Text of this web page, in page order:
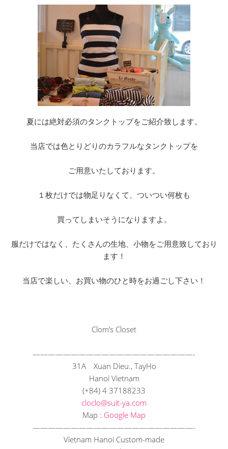
夏には絶対必須のタンクトップをご紹介致します。
当店では色とりどりのカラフルなタンクトップを
ご用意いたしております。
１枚だけでは物足りなくて、ついつい何枚も
買ってしまいそうになりますよ。
服だけではなく、たくさんの生地、小物をご用意致しており
ます！
当店で楽しい、お買い物のひと時をお過ごし下さい！
Clom’s Closet
—————————————————————-
31A Xuan Dieu., TayHo
Hanoi Vietnam
(+84) 4 37188233
cloclo@suit-ya.com
Map : Google Map
—————————————————————-
Vietnam Hanoi Custom-made